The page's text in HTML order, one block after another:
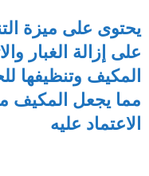
يحتوى على ميزة
على إزالة الغبار
المكيف وتنظيفها
مما يجعل المكيف
الاعتماد عليه